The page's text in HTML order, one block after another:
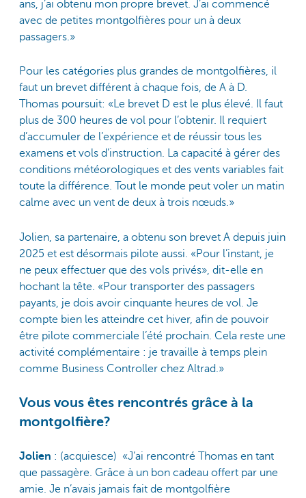
ans, j’ai obtenu mon propre brevet. J’ai commencé
avec de petites montgolfières pour un à deux
passagers.»
Pour les catégories plus grandes de montgolfières, il
faut un brevet différent à chaque fois, de A à D.
Thomas poursuit: «Le brevet D est le plus élevé. Il faut
plus de 300 heures de vol pour l’obtenir. Il requiert
d’accumuler de l’expérience et de réussir tous les
examens et vols d’instruction. La capacité à gérer des
conditions météorologiques et des vents variables fait
toute la différence. Tout le monde peut voler un matin
calme avec un vent de deux à trois nœuds.»
Jolien, sa partenaire, a obtenu son brevet A depuis juin
2025 et est désormais pilote aussi. «Pour l’instant, je
ne peux effectuer que des vols privés», dit-elle en
hochant la tête. «Pour transporter des passagers
payants, je dois avoir cinquante heures de vol. Je
compte bien les atteindre cet hiver, afin de pouvoir
être pilote commerciale l’été prochain. Cela reste une
activité complémentaire : je travaille à temps plein
comme Business Controller chez Altrad.»
Vous vous êtes rencontrés grâce à la
montgolfière?
Jolien : (acquiesce) «J’ai rencontré Thomas en tant
que passagère. Grâce à un bon cadeau offert par une
amie. Je n’avais jamais fait de montgolfière